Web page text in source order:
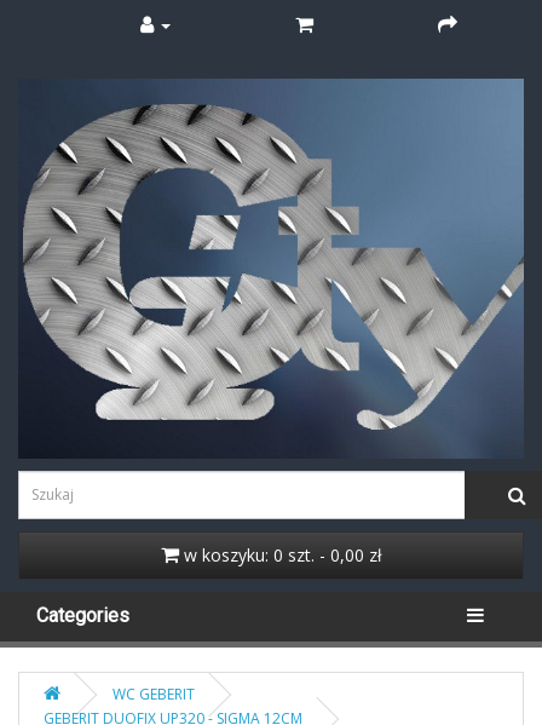
w koszyku: 0 szt. - 0,00 zł
Categories
WC GEBERIT
GEBERIT DUOFIX UP320 - SIGMA 12CM